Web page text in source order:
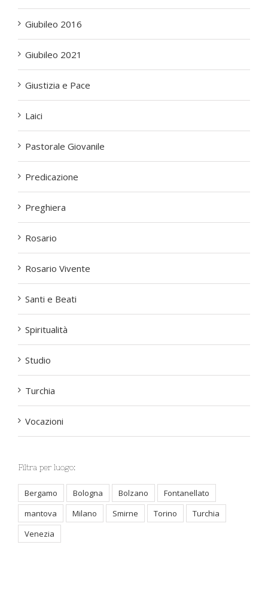
Giubileo 2016
Giubileo 2021
Giustizia e Pace
Laici
Pastorale Giovanile
Predicazione
Preghiera
Rosario
Rosario Vivente
Santi e Beati
Spiritualità
Studio
Turchia
Vocazioni
Filtra per luogo:
Bergamo Bologna Bolzano
Fontanellato
mantova
Milano Smirne Torino
Turchia
Venezia